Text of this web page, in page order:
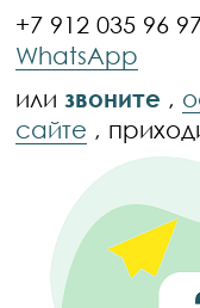
+7 912 035 96
WhatsApp
илизвоните ,
сайте ,